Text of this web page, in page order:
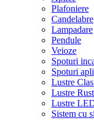
Plafoniere
Candelabre
Lampadare
Pendule
Veioze
Spoturi
Spoturi
Lustre
Lustre
Lustre
Sistem cu